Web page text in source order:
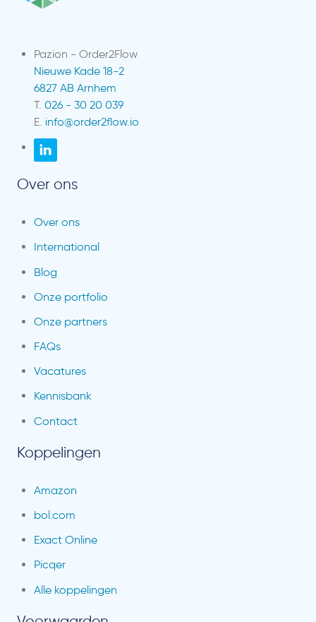
Pazion - Order2Flow
Nieuwe Kade 18-2
6827 AB Arnhem
T. 026 - 30 20 039
E. info@order2flow.io
Over ons
Over ons
International
Blog
Onze portfolio
Onze partners
FAQs
Vacatures
Kennisbank
Contact
Koppelingen
Amazon
bol.com
Exact Online
Picqer
Alle koppelingen